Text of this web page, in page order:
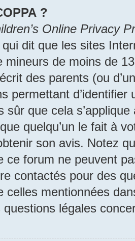
?
Online Privacy
dit que les sites
mineurs de moins de
des parents (ou
permettant
sûr que cela
quelqu’un le fait à
son avis. Notez
ce forum ne peuvent
contactés pour des
celles mentionnées
questions légales